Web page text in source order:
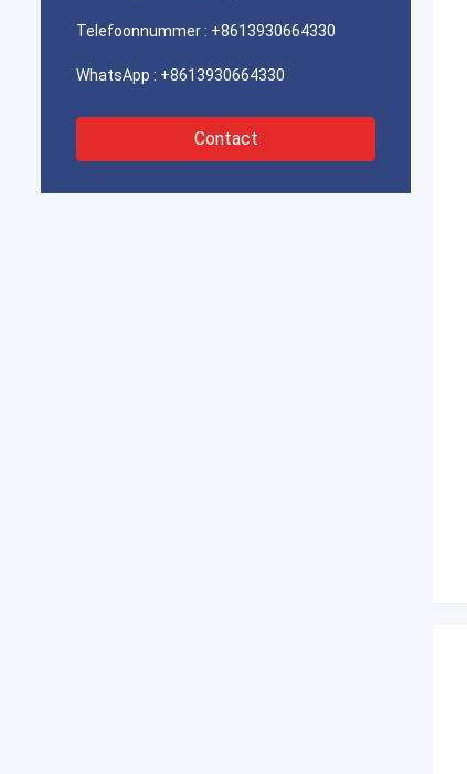
Telefoonnummer : +8613930664330
WhatsApp : +8613930664330
Contact